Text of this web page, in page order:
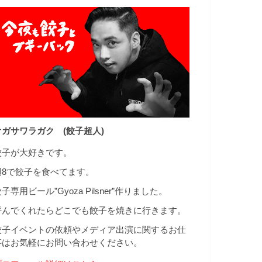
ガサワラガク (餃子超人)
が大好きです。
で餃子を食べてます。
専用ビール”Gyoza Pilsner”作りました。
んでくれたらどこでも餃子を焼きに行きます。
子イベントの依頼やメディア出演に関するお仕
お気軽にお問い合わせください。